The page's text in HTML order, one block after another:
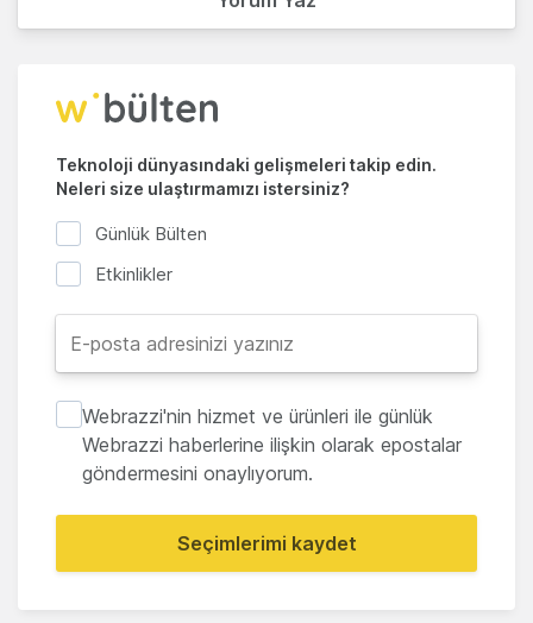
Teknoloji dünyasındaki gelişmeleri takip edin.
Neleri size ulaştırmamızı istersiniz?
Günlük Bülten
Etkinlikler
Webrazzi'nin hizmet ve ürünleri ile günlük
Webrazzi haberlerine ilişkin olarak epostalar
göndermesini onaylıyorum.
Seçimlerimi kaydet